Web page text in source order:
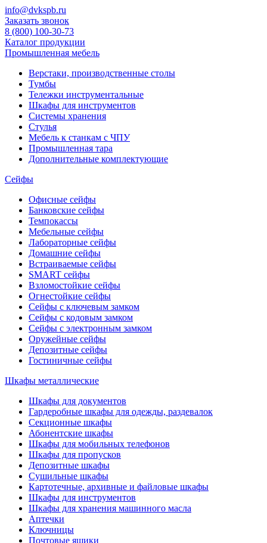
info@dvkspb.ru
Заказать звонок
8 (800) 100-30-73
Каталог продукции
Промышленная мебель
Верстаки, производственные столы
Тумбы
Тележки инструментальные
Шкафы для инструментов
Системы хранения
Стулья
Мебель к станкам с ЧПУ
Промышленная тара
Дополнительные комплектующие
Сейфы
Офисные сейфы
Банковские сейфы
Темпокассы
Мебельные сейфы
Лабораторные сейфы
Домашние сейфы
Встраиваемые сейфы
SMART сейфы
Взломостойкие сейфы
Огнестойкие сейфы
Сейфы с ключевым замком
Сейфы с кодовым замком
Сейфы с электронным замком
Оружейные сейфы
Депозитные сейфы
Гостиничные сейфы
Шкафы металлические
Шкафы для документов
Гардеробные шкафы для одежды, раздевалок
Секционные шкафы
Абонентские шкафы
Шкафы для мобильных телефонов
Шкафы для пропусков
Депозитные шкафы
Сушильные шкафы
Картотечные, архивные и файловые шкафы
Шкафы для инструментов
Шкафы для хранения машинного масла
Аптечки
Ключницы
Почтовые ящики